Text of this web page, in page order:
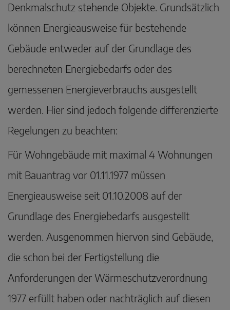
Denkmalschutz stehende Objekte. Grundsätzlich
können Energieausweise für bestehende
Gebäude entweder auf der Grundlage des
berechneten Energiebedarfs oder des
gemessenen Energieverbrauchs ausgestellt
werden. Hier sind jedoch folgende differenzierte
Regelungen zu beachten:
Für Wohngebäude mit maximal 4 Wohnungen
mit Bauantrag vor 01.11.1977 müssen
Energieausweise seit 01.10.2008 auf der
Grundlage des Energiebedarfs ausgestellt
werden. Ausgenommen hiervon sind Gebäude,
die schon bei der Fertigstellung die
Anforderungen der Wärmeschutzverordnung
1977 erfüllt haben oder nachträglich auf diesen